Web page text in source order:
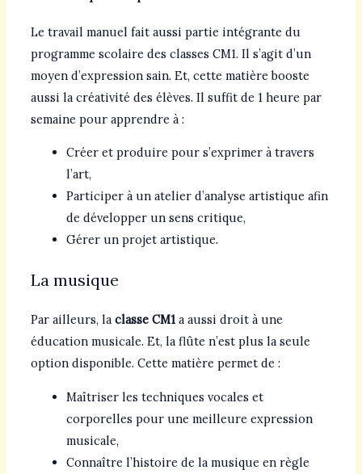
Le travail manuel fait aussi partie intégrante du
programme scolaire des classes CM1. Il s’agit d’un
moyen d’expression sain. Et, cette matière booste
aussi la créativité des élèves. Il suffit de 1 heure par
semaine pour apprendre à :
Créer et produire pour s’exprimer à travers
l’art,
Participer à un atelier d’analyse artistique afin
de développer un sens critique,
Gérer un projet artistique.
La musique
Par ailleurs, la classe CM1a aussi droit à une
éducation musicale. Et, la flûte n’est plus la seule
option disponible. Cette matière permet de :
Maîtriser les techniques vocales et
corporelles pour une meilleure expression
musicale,
Connaître l’histoire de la musique en règle